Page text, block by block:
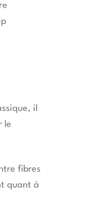
il
le
fibres
quant à